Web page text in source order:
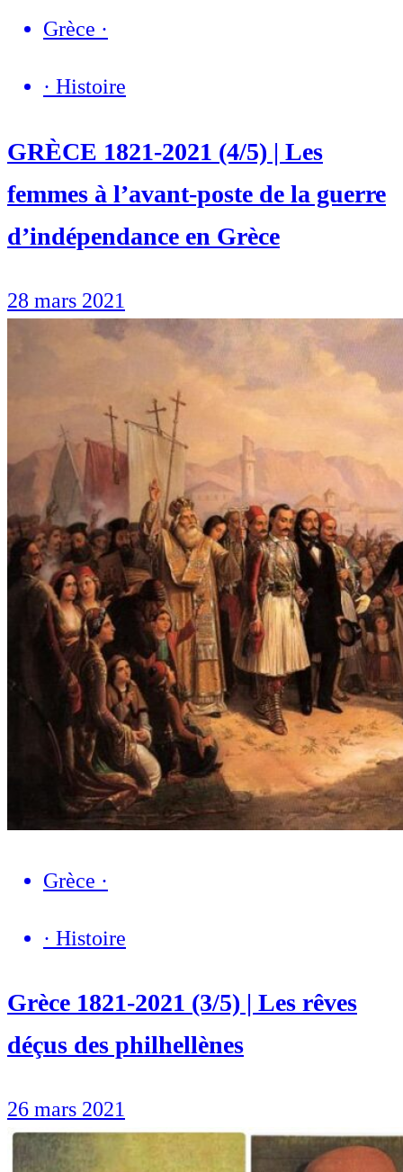
Grèce ·
· Histoire
GRÈCE 1821-2021 (4/5) | Les
femmes à l’avant-poste de la guerre
d’indépendance en Grèce
28 mars 2021
Grèce ·
· Histoire
Grèce 1821-2021 (3/5) | Les rêves
déçus des philhellènes
26 mars 2021